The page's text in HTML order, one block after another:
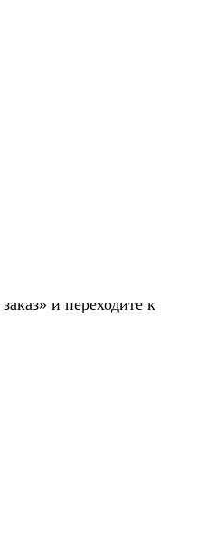
и переходите к